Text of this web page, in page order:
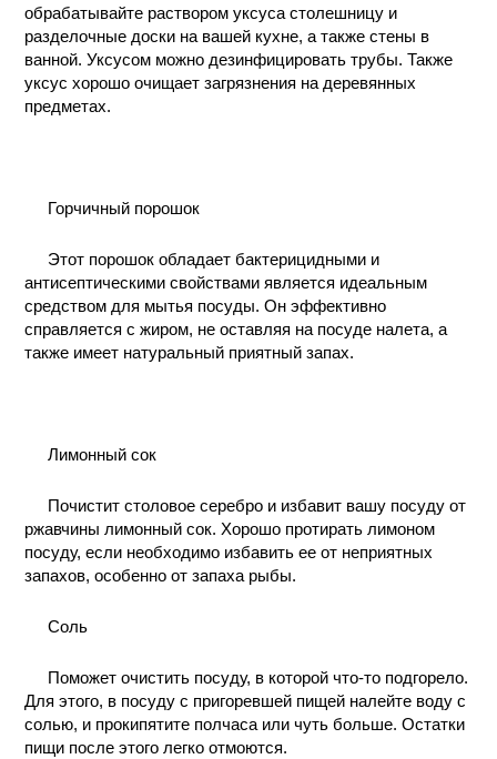
обрабатывайте раствором уксуса столешницу и
разделочные доски на вашей кухне, а также стены в
ванной. Уксусом можно дезинфицировать трубы. Также
уксус хорошо очищает загрязнения на деревянных
предметах.
Горчичный порошок
Этот порошок обладает бактерицидными и
антисептическими свойствами является идеальным
средством для мытья посуды. Он эффективно
справляется с жиром, не оставляя на посуде налета, а
также имеет натуральный приятный запах.
Лимонный сок
Почистит столовое серебро и избавит вашу посуду от
ржавчины лимонный сок. Хорошо протирать лимоном
посуду, если необходимо избавить ее от неприятных
запахов, особенно от запаха рыбы.
Соль
Поможет очистить посуду, в которой что-то подгорело.
Для этого, в посуду с пригоревшей пищей налейте воду с
солью, и прокипятите полчаса или чуть больше. Остатки
пищи после этого легко отмоются.